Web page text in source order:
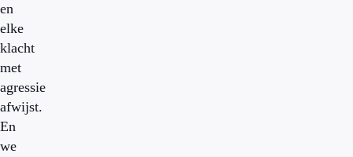
en
elke
klacht
met
agressie
afwijst.
En
we